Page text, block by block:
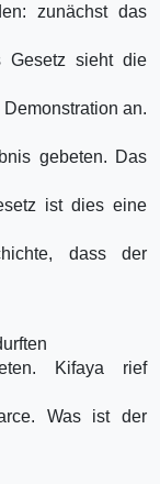
zunächst das
Gesetz sieht die
an.
gebeten. Das
ist dies eine
dass der
Kifaya rief
Was ist der